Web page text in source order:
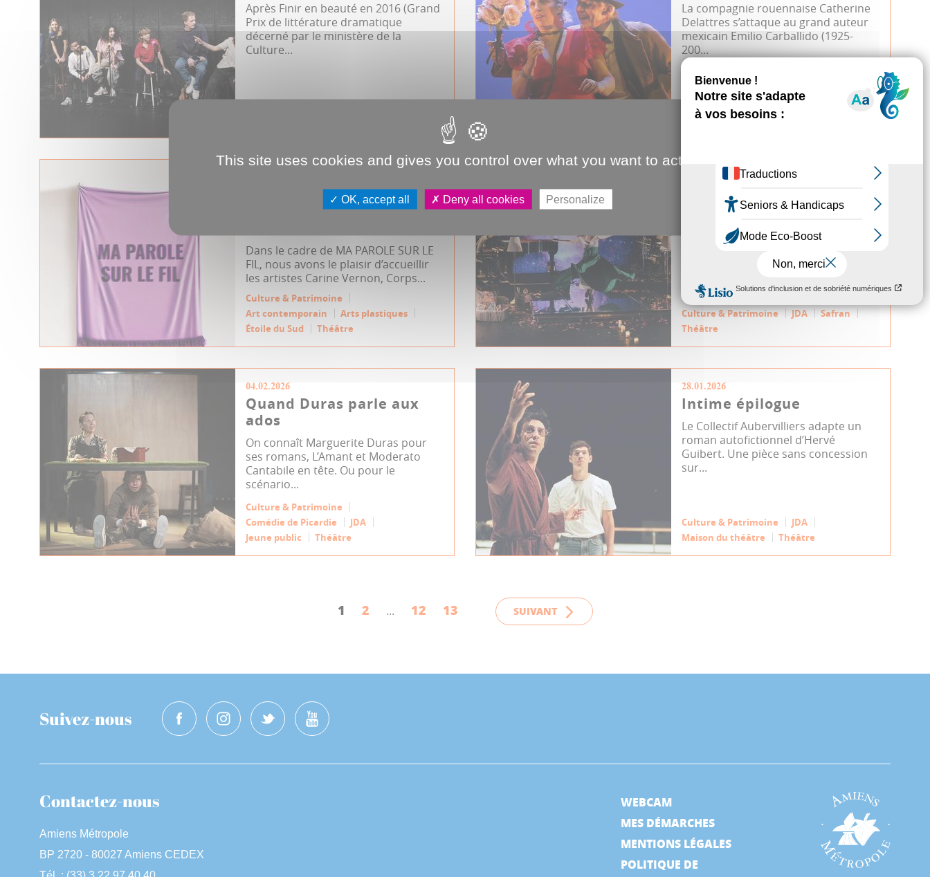
Après Finir en beauté en 2016 (Grand
Prix de littérature dramatique
décerné par le ministère de la
Culture...
La compagnie rouennaise Catherine
Delattres s’attaque au grand auteur
mexicain Emilio Carballido (1925-
200...
Comédie de Picardie
MA PAROLE SUR LE FIL :
PORTRAITS DE CARINE
Dans le cadre de MA PAROLE SUR LE
FIL, nous avons le plaisir d’accueillir
les artistes Carine Vernon, Corps...
Culture & Patrimoine
Art contemporain
Arts plastiques
Étoile du Sud
Théâtre
11.02.2026
La déesse aux deux
visages
Dans Niquer la fatalité, Estelle Meyer
joue, danse et chante son histoire,
avec en miroir celle de l’avoca...
Culture & Patrimoine JDA
Safran
Théâtre
04.02.2026
Quand Duras parle aux
ados
On connaît Marguerite Duras pour
ses romans, L’Amant et Moderato
Cantabile en tête. Ou pour le
scénario...
Culture & Patrimoine
Comédie de Picardie
JDA
Jeune public
Théâtre
28.01.2026
Intime épilogue
Le Collectif Aubervilliers adapte un
roman autofictionnel d’Hervé
Guibert. Une pièce sans concession
sur...
Culture & Patrimoine
JDA
Maison du théâtre
Théâtre
1 2 ... 12 13 SUIVANT
Suivez-nous
Contactez-nous
Amiens Métropole
BP 2720 - 80027 Amiens CEDEX
WEBCAM
MES DÉMARCHES
MENTIONS LÉGALES
POLITIQUE DE
This site uses cookies and gives you control over what you want to activate
OK, accept all Deny all cookies Personalize